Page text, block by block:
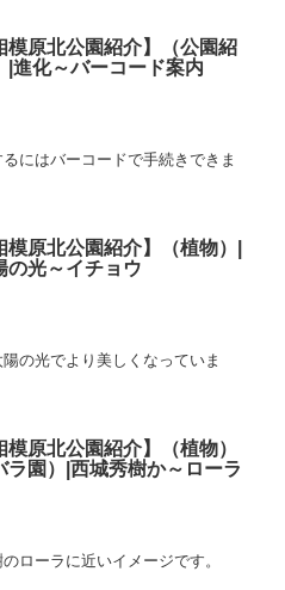
模原北公園紹介】（公園紹
|進化～バーコード案内
にはバーコードで手続きできま
模原北公園紹介】（植物）|
の光～イチョウ
の光でより美しくなっていま
模原北公園紹介】（植物）
ラ園）|西城秀樹か～ローラ
ローラに近いイメージです。